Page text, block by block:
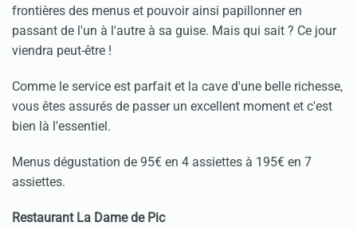
frontières des menus et pouvoir ainsi papillonner en
passant de l'un à l'autre à sa guise. Mais qui sait ? Ce jour
viendra peut-être !
Comme le service est parfait et la cave d'une belle richesse,
vous êtes assurés de passer un excellent moment et c'est
bien là l'essentiel.
Menus dégustation de 95€ en 4 assiettes à 195€ en 7
assiettes.
Restaurant La Dame de Pic